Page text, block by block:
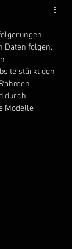
Daten folgen.
stärkt den
durch
Modelle